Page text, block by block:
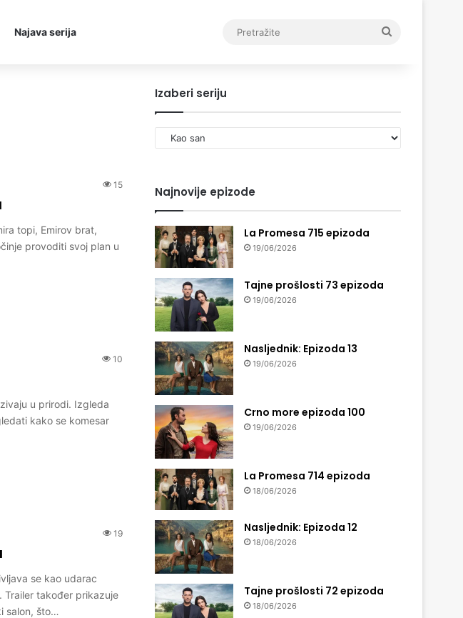
Najava serija
15
topi, Emirov brat,
provoditi svoj plan u
10
u prirodi. Izgleda
kako se komesar
19
se kao udarac
Trailer također prikazuje
salon, što…
Izaberi seriju
Izaberi
seriju
Najnovije epizode
La Promesa 715 epizoda
19/06/2026
Tajne prošlosti 73 epizoda
19/06/2026
Nasljednik: Epizoda 13
19/06/2026
Crno more epizoda 100
19/06/2026
La Promesa 714 epizoda
18/06/2026
Nasljednik: Epizoda 12
18/06/2026
Tajne prošlosti 72 epizoda
18/06/2026